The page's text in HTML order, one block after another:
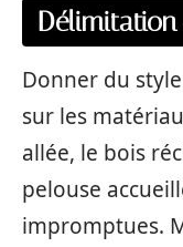
Donner du
sur les
allée, le bois
pelouse
impromptues.